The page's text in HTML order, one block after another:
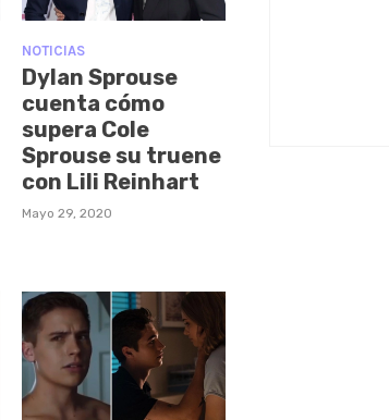
NOTICIAS
Dylan Sprouse
cuenta cómo
supera Cole
Sprouse su truene
con Lili Reinhart
Mayo 29, 2020